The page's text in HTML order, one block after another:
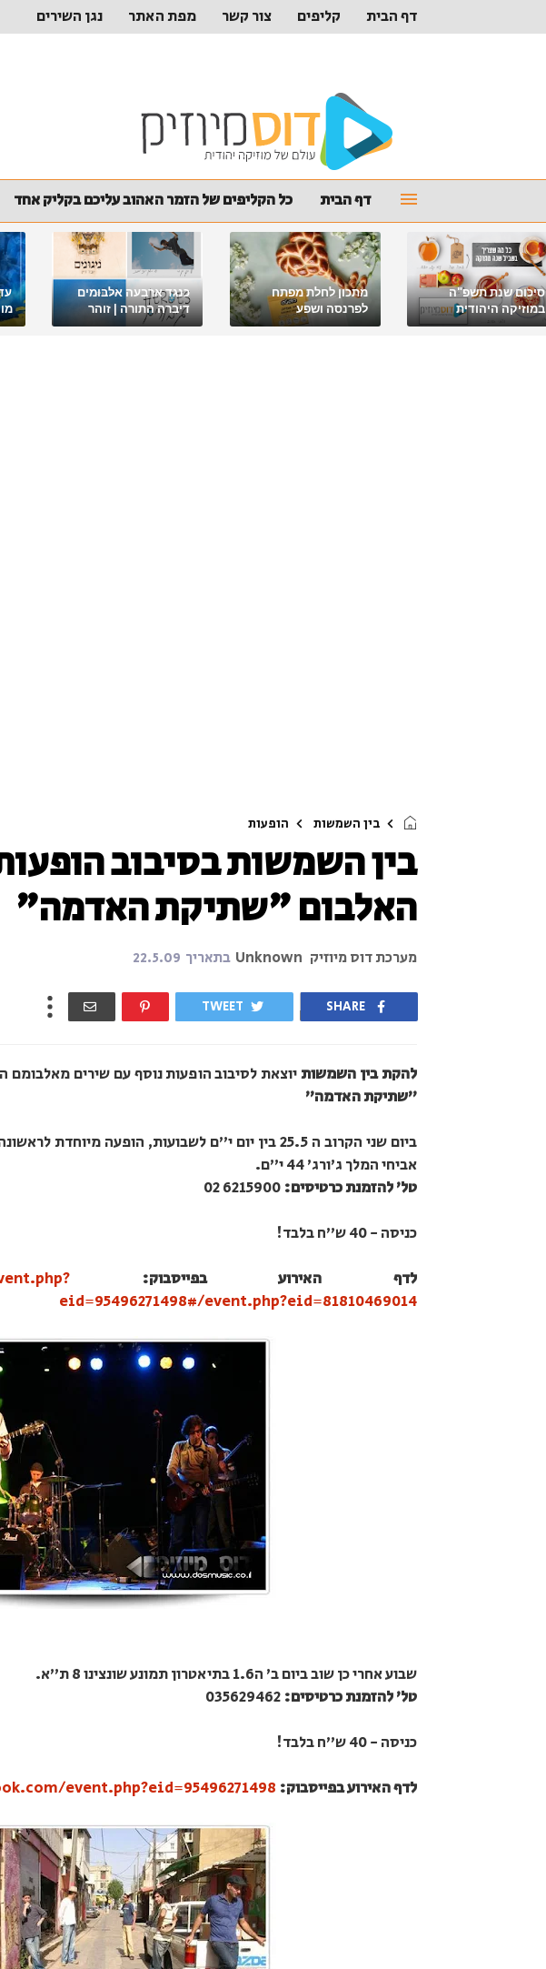
דף הבית קליפים צור קשר מפת האתר נגן השירים
דף הבית כל הקליפים של הזמר האהוב עליכם בקליק אחד
סיכום שנת תשפ"ה
במוזיקה היהודית
מתכון לחלת מפתח
לפרנסה ושפע
כנגד ארבעה אלבומים
דיברה התורה | זוהר
מלאכי
בין השמשות הופעות
בין השמשות בסיבוב
האלבום "שתיקת האדמה"
מערכת דוס מיוזיק Unknown בתאריך 22.5.09
SHARE
TWEET
להקת בין השמשותיוצאת לסיבוב הופעות נוסף עם שירים מאלבומם
"שתיקת האדמה"
ביום שני הקרוב ה 25.5 בין יום י"ם לשבועות, הופעה מיוחדת
אביחי המלך ג'ורג' 44 י"ם.
טל' להזמנת כרטיסים:
כניסה - 40 ש"ח בלבד!
לדף האירוע בפייסבוק:
eid=95496271498#/event.php?eid=81810469014
שבוע אחרי כן שוב ביום ב' ה1.6 בתיאטרון תמונע שונצינו 8 ת"א.
טל' להזמנת כרטיסים:
כניסה - 40 ש"ח בלבד!
לדף האירוע בפייסבוק: event.php?eid=95496271498